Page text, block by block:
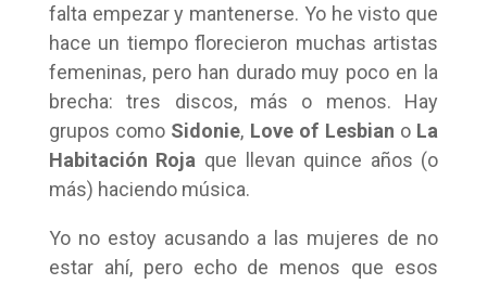
falta empezar y mantenerse. Yo he visto que
hace un tiempo florecieron muchas artistas
femeninas, pero han durado muy poco en la
brecha: tres discos, más o menos. Hay
grupos como Sidonie, Love of Lesbian o La
Habitación Roja que llevan quince años (o
más) haciendo música.
Yo no estoy acusando a las mujeres de no
estar ahí, pero echo de menos que esos